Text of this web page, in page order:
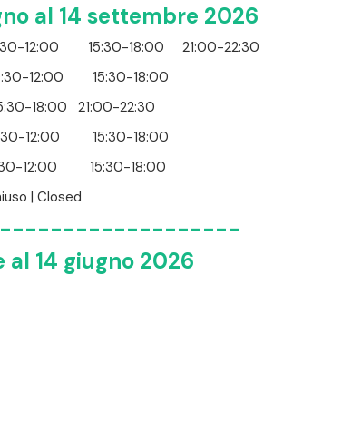
al 14 settembre 2026
12:00 15:30-18:00 21:00-22:30
12:00 15:30-18:00
18:00 21:00-22:30
12:00 15:30-18:00
12:00 15:30-18:00
| Closed
al 14 giugno 2026